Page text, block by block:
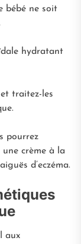
bébé ne soit
hydratant
traitez-les
pourrez
crème à la
d’eczéma.
aux